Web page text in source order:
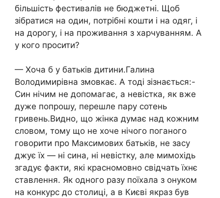
більшість фестивалів не бюджетні. Щоб
зібратися на один, потрібні кошти і на одяг, і
на дорогу, і на проживання з харчуванням. А
у кого просити?
— Хоча б у батьків дитини.Галина
Володимирівна змовкає. А тоді зізнається:-
Син нічим не допомагає, а невістка, як вже
дуже попрошу, перешле пару сотень
гривень.Видно, що жінка думає над кожним
словом, тому що не хоче нічого поганого
говорити про Максимових батьків, не засу
джує їх — ні сина, ні невістку, але мимохідь
згадує факти, які красномовно свідчать їхнє
ставлення. Як одного разу поїхала з онуком
на конкурс до столиці, а в Києві якраз був